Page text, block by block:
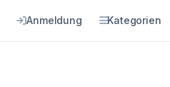
Anmeldung Kategorien